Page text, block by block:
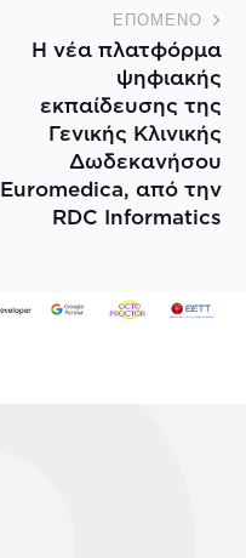
ΕΠΌΜΕΝΟ
Η νέα πλατφόρμα
ψηφιακής
εκπαίδευσης της
Γενικής Κλινικής
Δωδεκανήσου
Euromedica, από την
RDC Informatics